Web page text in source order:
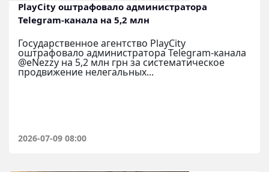
PlayCity оштрафовало администратора
Telegram-канала на 5,2 млн
Государственное агентство PlayCity
оштрафовало администратора Telegram-канала
@eNezzy на 5,2 млн грн за систематическое
продвижение нелегальных...
2026-07-09 08:00